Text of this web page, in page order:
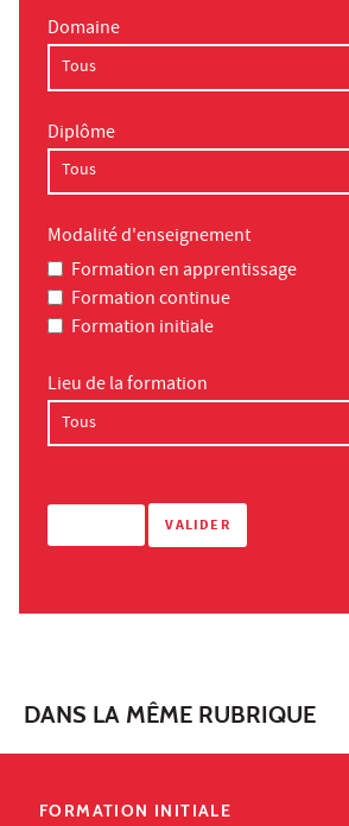
Domaine
Diplôme
Modalité d'enseignement
Formation en apprentissage
Formation continue
Formation initiale
Lieu de la formation
DANS LA MÊME RUBRIQUE
FORMATION INITIALE